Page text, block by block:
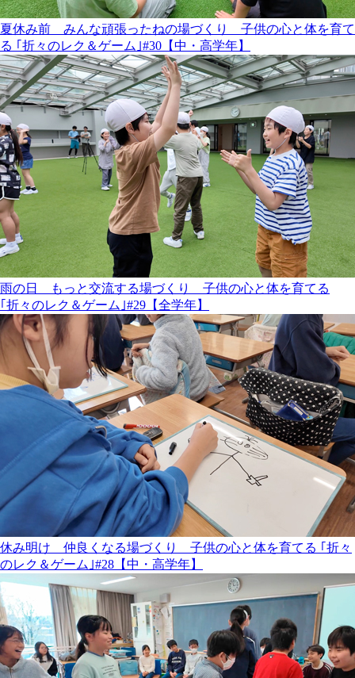
夏休み前 みんな頑張ったねの場づくり 子供の心と体を育て
る ｢折々のレク＆ゲーム｣#30【中・高学年】
雨の日 もっと交流する場づくり 子供の心と体を育てる
｢折々のレク＆ゲーム｣#29【全学年】
休み明け 仲良くなる場づくり 子供の心と体を育てる ｢折々
のレク＆ゲーム｣#28【中・高学年】